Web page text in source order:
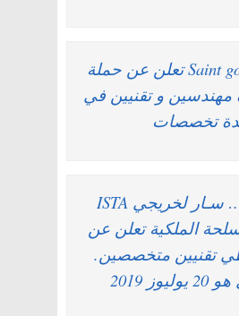
شركة Saint gobain تعلن عن حملة
و تقنيين في
تخصصات
عــــاجل … سـار لخريجي ISTA
الملكية تعلن عن
تقنيين متخصصين.
2019